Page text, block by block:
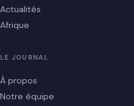
Actualités
Afrique
LE JOURNAL
À propos
Notre équipe